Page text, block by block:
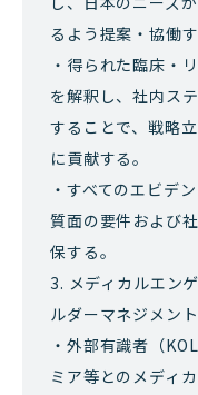
るよう提案・協働す
・得られた臨床・
を解釈し、社内ス
することで、戦略
に貢献する。
・すべてのエビデ
質面の要件および
保する。
3. メディカルエン
ルダーマネジメント
・外部有識者（
ミア等とのメディ